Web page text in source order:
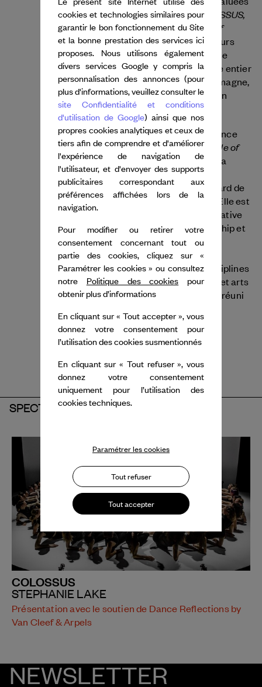
par la critique telles queManifesto, COLOSSUS,
Monsters, Skeleton Tree, ReplicaetPile of
Bones . Entourée de danseurs et de créateurs
parmi les plus talentueux d’Australie, elle se
produit dans les grands festivals du monde entier
et a tourné notamment en France, en Allemagne,
à Hong Kong, au Danemark, à Singapour, en
Écosse, en Irlande et à Taïwan.
Stephanie Lake a reçu deux Australian Dance
Awards pour la meilleure chorégraphie (
Pile of
BonesetAORTA
), le Helpmann Award de la
chorégraphie remarquable pourA Small
Prometheus, ainsi que le Green Room Award de
la meilleure chorégraphie pour
Mix Tape
. Elle est
également lauréate de la Sidney Myer Creative
Fellowship, de la Australia Council Fellowship et
de la toute première Peggy Van Praagh
Choreographic Fellowship. La compagnie
développe son travail à la croisée des disciplines
entre théâtre, cinéma, clip musical, opéra et arts
visuels, et conçoit des projets qui ont déjà réuni
SPECTACLE
COLOSSUS
STEPHANIE LAKE
Présentation avec le soutien de Dance Reflections by
Van Cleef & Arpels
NEWSLETTER
cookies et technologies similaires pour
garantir le bon fonctionnement du Site
et la bonne prestation des services ici
proposes. Nous utilisons également
divers services Google y compris la
personnalisation des annonces (pour
plus d'informations, veuillez consulter le
site Confidentialité et conditions
d'utilisation de Google) ainsi que nos
propres cookies analytiques et ceux de
tiers afin de comprendre et d'améliorer
l'expérience de navigation de
l'utilisateur, et d'envoyer des supports
publicitaires correspondant aux
préférences affichées lors de la
navigation.
Pour modifier ou retirer votre
consentement concernant tout ou
partie des cookies, cliquez sur «
Paramétrer les cookies » ou consultez
notre Politique des cookies pour
obtenir plus d’informations
En cliquant sur « Tout accepter », vous
donnez votre consentement pour
l’utilisation des cookies susmentionnés
En cliquant sur « Tout refuser », vous
donnez votre consentement
uniquement pour l’utilisation des
cookies techniques.
Paramétrer les cookies
Tout refuser
Tout accepter